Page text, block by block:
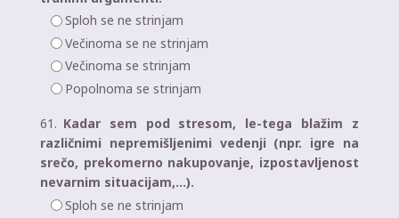
Sploh se ne strinjam
Večinoma se ne strinjam
Večinoma se strinjam
Popolnoma se strinjam
61. Kadar sem pod stresom, le-tega blažim z
različnimi nepremišljenimi vedenji (npr. igre na
srečo, prekomerno nakupovanje, izpostavljenost
nevarnim situacijam,…).
Sploh se ne strinjam